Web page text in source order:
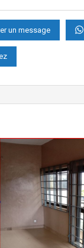
un message